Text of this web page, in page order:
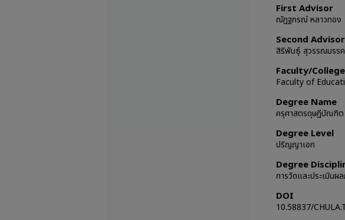
First Advisor
ณัฏฐภรณ์ หลาวทอง
Second Advisor
สิริพันธุ์ สุวรรณมรร
Faculty/College
Faculty of
Degree Name
ครุศาสตรดุษฎีบัณฑิต
Degree Level
ปริญญาเอก
Degree
การวัดและประเมินผ
DOI
10.58837/